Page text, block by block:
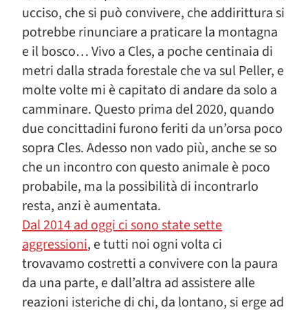
ucciso, che si può convivere, che addirittura si
potrebbe rinunciare a praticare la montagna
e il bosco… Vivo a Cles, a poche centinaia di
metri dalla strada forestale che va sul Peller, e
molte volte mi è capitato di andare da solo a
camminare. Questo prima del 2020, quando
due concittadini furono feriti da un’orsa poco
sopra Cles. Adesso non vado più, anche se so
che un incontro con questo animale è poco
probabile, ma la possibilità di incontrarlo
resta, anzi è aumentata.
Dal 2014 ad oggi ci sono state sette
aggressioni, e tutti noi ogni volta ci
trovavamo costretti a convivere con la paura
da una parte, e dall’altra ad assistere alle
reazioni isteriche di chi, da lontano, si erge ad